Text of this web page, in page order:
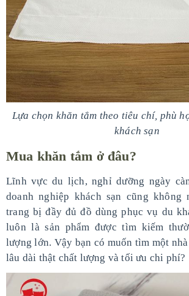
Lựa chọn khăn tắm theo tiêu chí, phù
khách sạn
Mua khăn tắm ở đâu?
Lĩnh vực du lịch, nghỉ dưỡng ngày
doanh nghiệp khách sạn cũng không
trang bị đầy đủ đồ dùng phục vụ du
luôn là sản phẩm được tìm kiếm
lượng lớn. Vậy bạn có muốn tìm một
lâu dài thật chất lượng và tối ưu chi phí?